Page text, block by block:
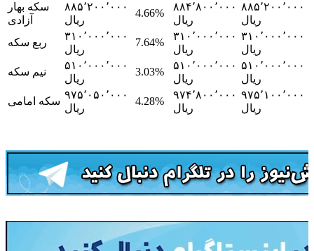
سکه بهار
آزادی
۸۸۵٬۲۰۰٬۰۰۰
ریال
4.66%
۸۸۴٬۸۰۰٬۰۰۰
ریال
۸۸۵٬۲۰۰٬۰۰۰
ریال
ربع سکه
۳۱۰٬۰۰۰٬۰۰۰
ریال
7.64%
۳۱۰٬۰۰۰٬۰۰۰
ریال
۳۱۰٬۰۰۰٬۰۰۰
ریال
نیم سکه
۵۱۰٬۰۰۰٬۰۰۰
ریال
3.03%
۵۱۰٬۰۰۰٬۰۰۰
ریال
۵۱۰٬۰۰۰٬۰۰۰
ریال
سکه امامی
۹۷۵٬۰۵۰٬۰۰۰
ریال
4.28%
۹۷۴٬۸۰۰٬۰۰۰
ریال
۹۷۵٬۱۰۰٬۰۰۰
ریال